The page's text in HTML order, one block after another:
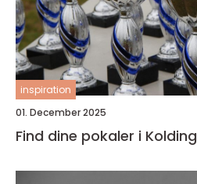
inspiration
01. December 2025
Find dine pokaler i Kolding